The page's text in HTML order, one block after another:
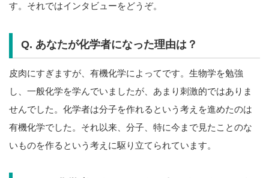
す。それではインタビューをどうぞ。
Q. あなたが化学者になった理由は？
皮肉にすぎますが、有機化学によってです。生物学を勉強
し、一般化学を学んでいましたが、あまり刺激的ではありま
せんでした。化学者は分子を作れるという考えを進めたのは
有機化学でした。それ以来、分子、特に今まで見たことのな
いものを作るという考えに駆り立てられています。